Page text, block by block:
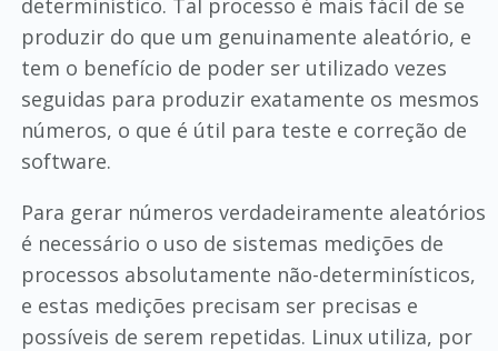
determinístico. Tal processo é mais fácil de se
produzir do que um genuinamente aleatório, e
tem o benefício de poder ser utilizado vezes
seguidas para produzir exatamente os mesmos
números, o que é útil para teste e correção de
software.
Para gerar números verdadeiramente aleatórios
é necessário o uso de sistemas medições de
processos absolutamente não-determinísticos,
e estas medições precisam ser precisas e
possíveis de serem repetidas. Linux utiliza, por